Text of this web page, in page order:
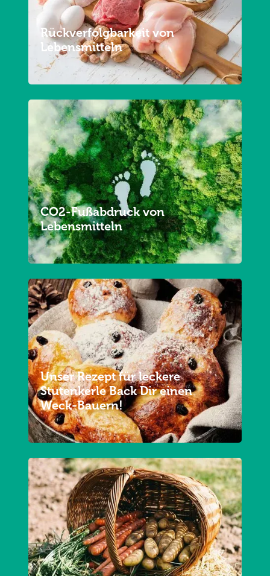
Rückverfolgbarkeit von
Lebensmitteln
CO2-Fußabdruck von
Lebensmitteln
Unser Rezept für leckere
Stutenkerle Back Dir einen
Weck-Bauern!